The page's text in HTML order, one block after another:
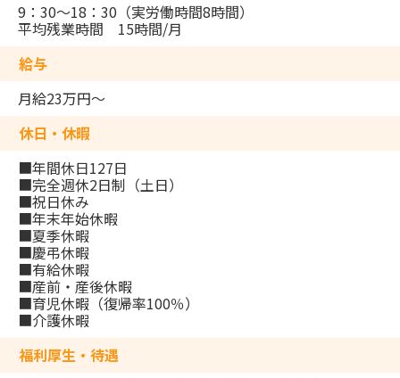
9：30～18：30（実労働時間8時間）
平均残業時間 15時間/月
給与
月給23万円～
休日・休暇
■年間休日127日
■完全週休2日制（土日）
■祝日休み
■年末年始休暇
■夏季休暇
■慶弔休暇
■有給休暇
■産前・産後休暇
■育児休暇（復帰率100％）
■介護休暇
福利厚生・待遇